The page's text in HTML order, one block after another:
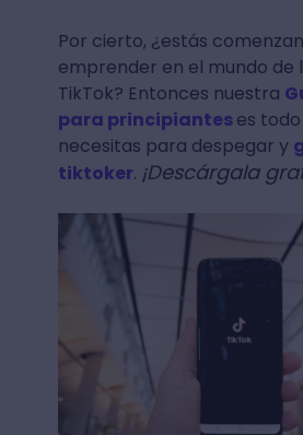
Por cierto, ¿estás
emprender en el mundo de
TikTok? Entonces nuestra
para principianteses
necesitas para despegar y
tiktoker. ¡Descárgala